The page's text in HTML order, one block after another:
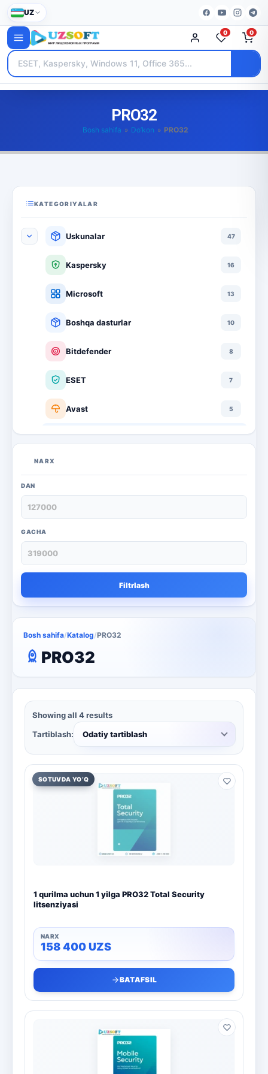
UZ
0 0
PRO32
Bosh sahifa » Do’kon » PRO32
KATEGORIYALAR
Uskunalar 47
Kaspersky 16
Microsoft 13
Boshqa dasturlar 10
Bitdefender 8
ESET 7
Avast 5
Jivo 3
NARX
DAN
GACHA
Filtrlash
Bosh sahifa/Katalog/PRO32
PRO32
Showing all 4 results
Tartiblash:
Odatiy tartiblash
SOTUVDA YO‘Q
1 qurilma uchun 1 yilga PRO32 Total Security
litsenziyasi
158 400UZS
BATAFSIL